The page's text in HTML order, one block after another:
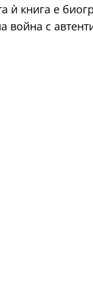
ѝ книга е
война с